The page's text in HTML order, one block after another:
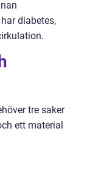
diabetes,
tre saker
ett material